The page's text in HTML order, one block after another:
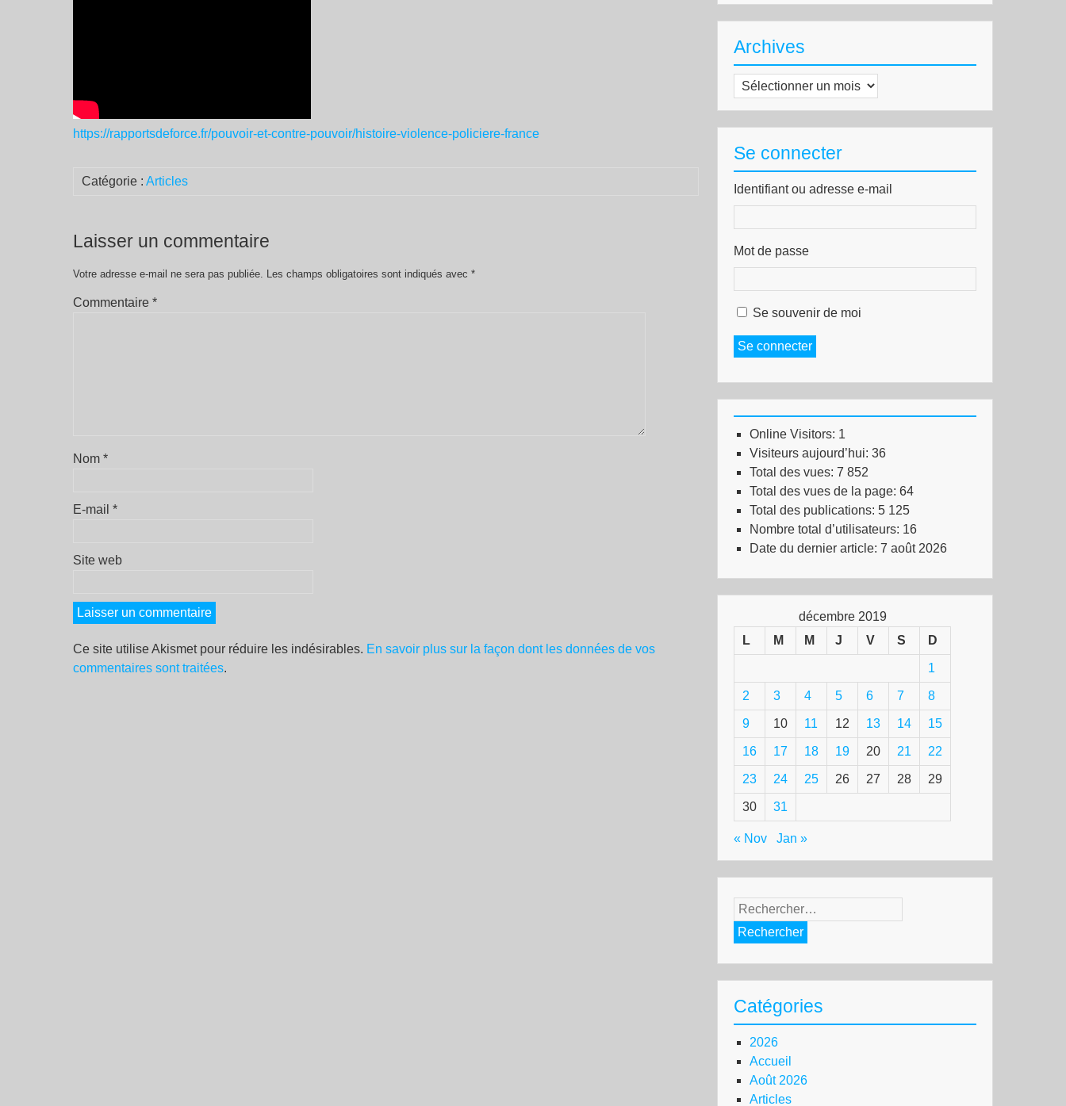
https://rapportsdeforce.fr/pouvoir-et-contre-pouvoir/histoire-violence-policiere-france
Catégorie : Articles
Laisser un commentaire
Votre adresse e-mail ne sera pas publiée. Les champs obligatoires sont indiqués avec *
Commentaire *
Nom *
E-mail *
Site web
Ce site utilise Akismet pour réduire les indésirables. En savoir plus sur la façon dont les données de vos
commentaires sont traitées.
Archives
Archives
Se connecter
Identifiant ou adresse e-mail
Mot de passe
Se souvenir de moi
Se connecter
Online Visitors: 1
Visiteurs aujourd’hui: 36
Total des vues: 7 852
Total des vues de la page: 64
Total des publications: 5 125
Nombre total d’utilisateurs: 16
Date du dernier article: 7 août 2026
décembre 2019
L
M M J V S D
1
2 3 4 5 6 7 8
9 10 11 12 13 14 15
16 17 18 19 20 21 22
23 24 25 26 27 28 29
30 31
« Nov Jan »
Rechercher :
Catégories
2026
Accueil
Août 2026
Articles